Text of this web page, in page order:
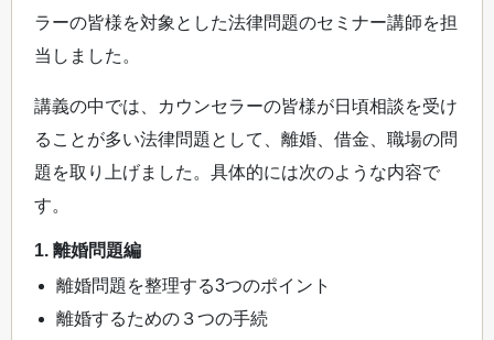
ラーの皆様を対象とした法律問題のセミナー講師を担
当しました。
講義の中では、カウンセラーの皆様が日頃相談を受け
ることが多い法律問題として、離婚、借金、職場の問
題を取り上げました。具体的には次のような内容で
す。
1. 離婚問題編
離婚問題を整理する3つのポイント
離婚するための３つの手続